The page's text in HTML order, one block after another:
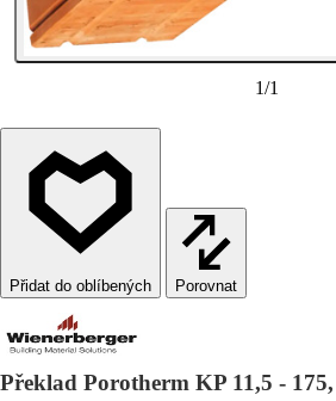
1/1
Porovnat
Překlad Porotherm KP 11,5 -